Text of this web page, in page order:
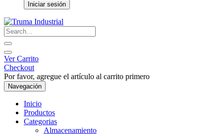
Iniciar sesión
Ver Carrito
Checkout
Por favor, agregue el artículo al carrito primero
Navegación
Inicio
Productos
Categorias
Almacenamiento